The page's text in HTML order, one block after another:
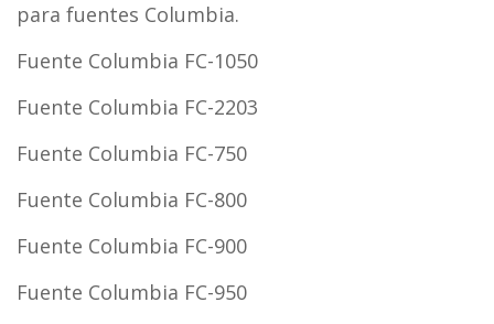
para fuentes Columbia.
Fuente Columbia FC-1050
Fuente Columbia FC-2203
Fuente Columbia FC-750
Fuente Columbia FC-800
Fuente Columbia FC-900
Fuente Columbia FC-950